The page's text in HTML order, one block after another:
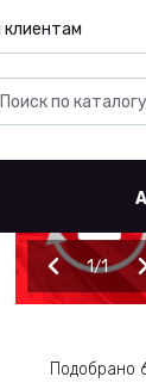
1 1
Подобрано